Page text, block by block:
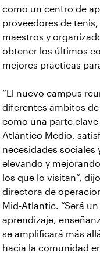
como un centro de
proveedores de
maestros y
obtener los últimos
mejores prácticas
“El nuevo campus
diferentes ámbitos de
como una parte
Atlántico Medio,
necesidades sociales
elevando y
los que lo visitan”,
directora de
Mid-Atlantic. “Será
aprendizaje,
se amplificará más
hacia la comunidad